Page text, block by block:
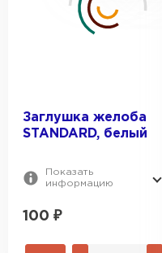
Заглушка желоба
STANDARD, белый
Показать
информацию
100 ₽